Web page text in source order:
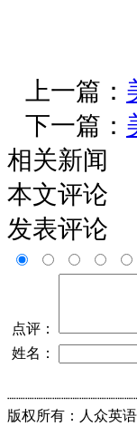
上一篇：
下一篇：
相关新闻
本文评论
发表评论
点评：
姓名：
版权所有：人众英